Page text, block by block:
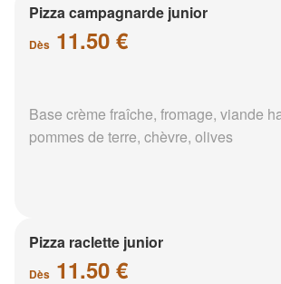
Pizza campagnarde junior
Dès 11.50 €
Base crème fraîche, fromage, viande
pommes de terre, chèvre, olives
Pizza raclette junior
Dès 11.50 €